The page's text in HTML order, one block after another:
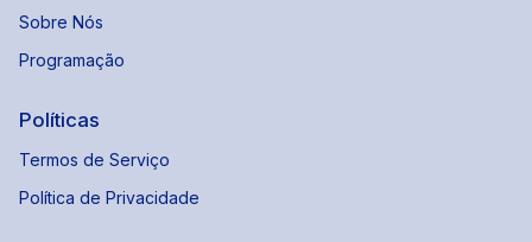
Sobre Nós
Programação
Políticas
Termos de Serviço
Política de Privacidade